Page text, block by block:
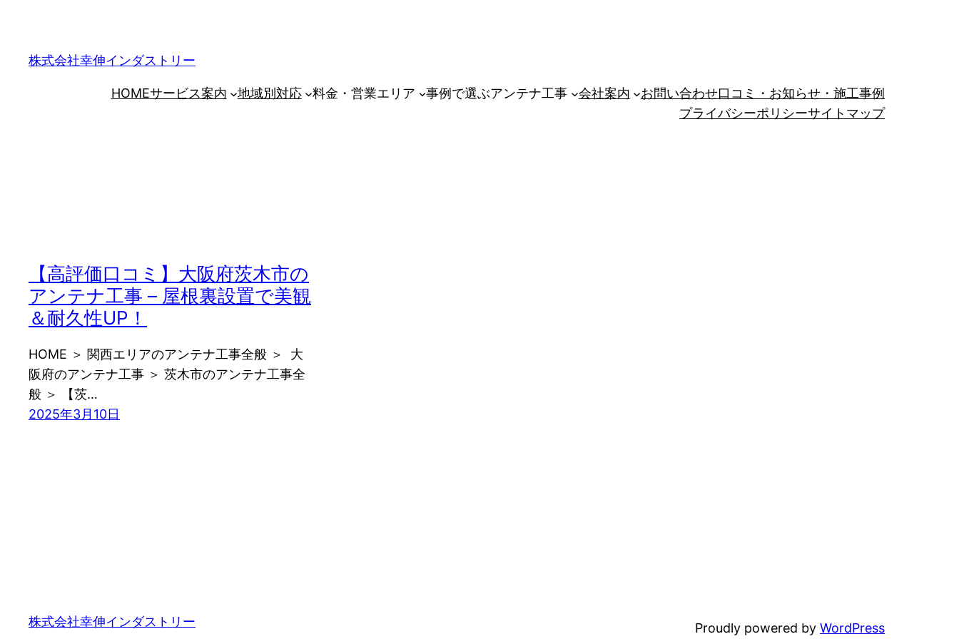
株式会社幸伸インダストリー
HOMEサービス案内 地域別対応 料金・営業エリア 事例で選ぶアンテナ工事 会社案内 お問い合わせ口コミ・お知らせ・施工事例
プライバシーポリシーサイトマップ
【高評価口コミ】大阪府茨木市の
アンテナ工事 – 屋根裏設置で美観
＆耐久性UP！
HOME ＞ 関西エリアのアンテナ工事全般 ＞ 大
阪府のアンテナ工事 ＞ 茨木市のアンテナ工事全
般 ＞ 【茨…
2025年3月10日
株式会社幸伸インダストリー Proudly powered by WordPress